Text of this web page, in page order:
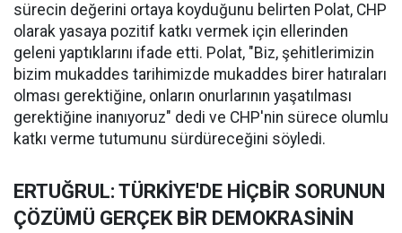
sürecin değerini ortaya koyduğunu belirten Polat, CHP
olarak yasaya pozitif katkı vermek için ellerinden
geleni yaptıklarını ifade etti. Polat, "Biz, şehitlerimizin
bizim mukaddes tarihimizde mukaddes birer hatıraları
olması gerektiğine, onların onurlarının yaşatılması
gerektiğine inanıyoruz" dedi ve CHP'nin sürece olumlu
katkı verme tutumunu sürdüreceğini söyledi.
ERTUĞRUL: TÜRKİYE'DE HİÇBİR SORUNUN
ÇÖZÜMÜ GERÇEK BİR DEMOKRASİNİN